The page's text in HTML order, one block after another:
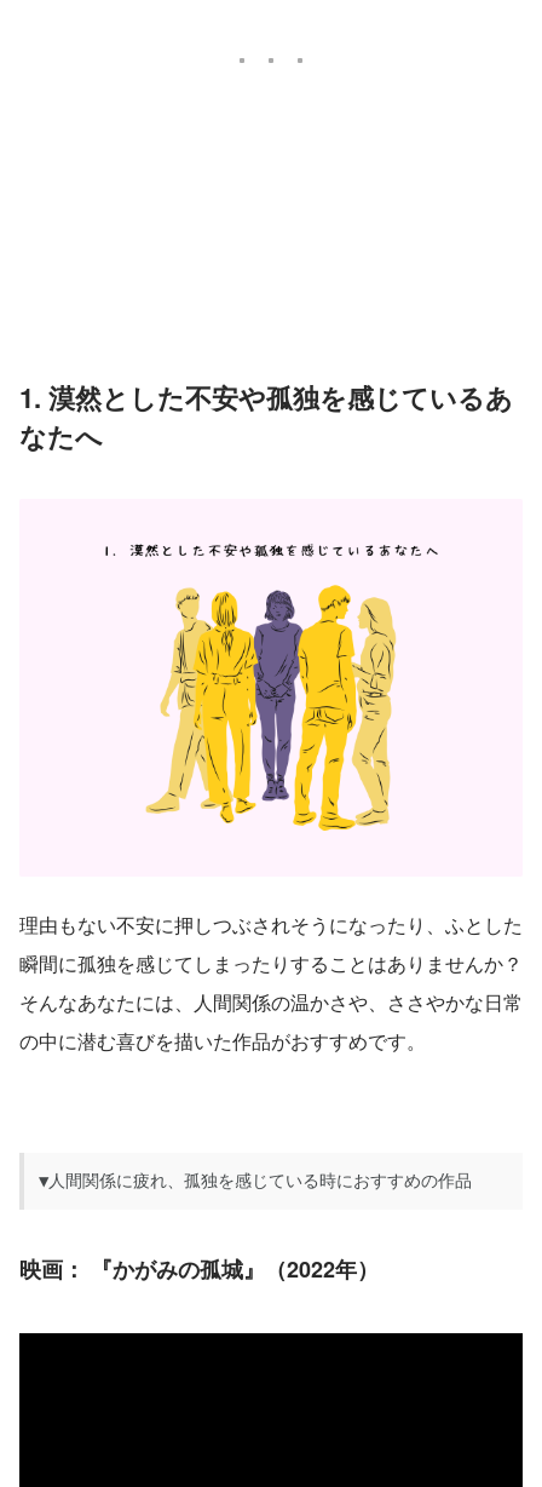
1. 漠然とした不安や孤独を感じているあ
なたへ
理由もない不安に押しつぶされそうになったり、ふとした
瞬間に孤独を感じてしまったりすることはありませんか？
そんなあなたには、人間関係の温かさや、ささやかな日常
の中に潜む喜びを描いた作品がおすすめです。
▼人間関係に疲れ、孤独を感じている時におすすめの作品
映画： 『かがみの孤城』（2022年）